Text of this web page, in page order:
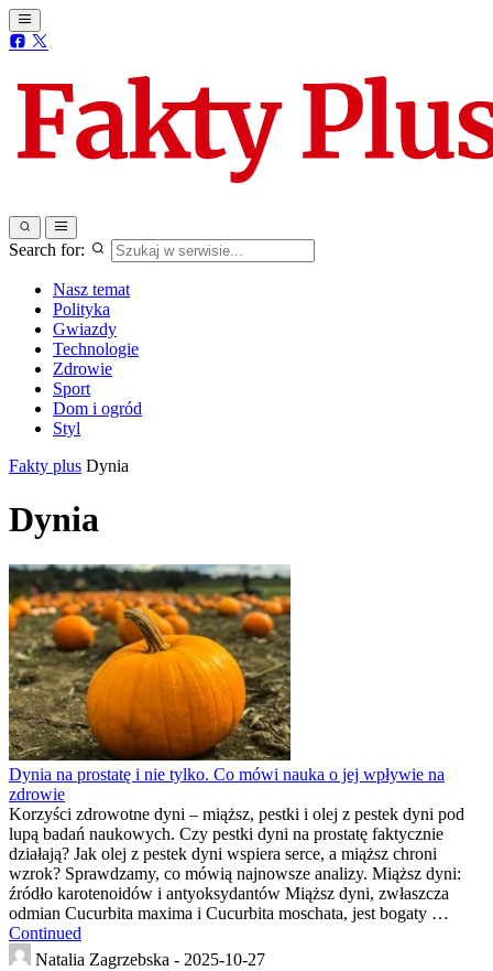
Search for:
Nasz temat
Polityka
Gwiazdy
Technologie
Zdrowie
Sport
Dom i ogród
Styl
Fakty plus Dynia
Dynia
Dynia na prostatę i nie tylko. Co mówi nauka o jej wpływie na
zdrowie
Korzyści zdrowotne dyni – miąższ, pestki i olej z pestek dyni pod
lupą badań naukowych. Czy pestki dyni na prostatę faktycznie
działają? Jak olej z pestek dyni wspiera serce, a miąższ chroni
wzrok? Sprawdzamy, co mówią najnowsze analizy. Miąższ dyni:
źródło karotenoidów i antyoksydantów Miąższ dyni, zwłaszcza
odmian Cucurbita maxima i Cucurbita moschata, jest bogaty …
Continued
Natalia Zagrzebska - 2025-10-27